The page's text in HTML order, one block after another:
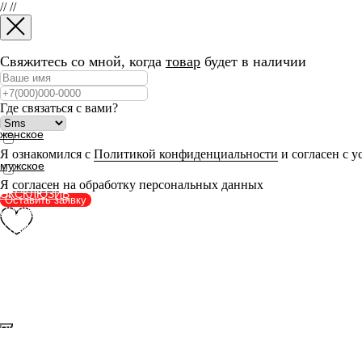
////
Свяжитесь со мной, когда товар будет в наличии
Где связаться с вами?
Я ознакомился с Политикой конфиденциальности и согласен с
Я согласен на обработку персональных данных
Оставить заявку
ЭКСКЛЮЗИВ
ПИДЖАКИ
ХУДИ
ЭКСКЛЮЗИВ
женское
мужское